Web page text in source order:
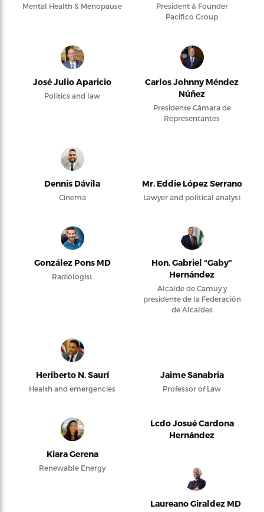
Mental Health & Menopause
President & Founder
Pacifico Group
José Julio Aparicio
Politics and law
Carlos Johnny Méndez
Núñez
Presidente Cámara de
Representantes
Dennis Dávila
Cinema
Mr. Eddie López Serrano
Lawyer and political analyst
González Pons MD
Radiologist
Hon. Gabriel “Gaby”
Hernández
Alcalde de Camuy y
presidente de la Federación
de Alcaldes
Heriberto N. Saurí
Health and emergencies
Jaime Sanabria
Professor of Law
Kiara Gerena
Renewable Energy
Lcdo Josué Cardona
Hernández
Laureano Giraldez MD